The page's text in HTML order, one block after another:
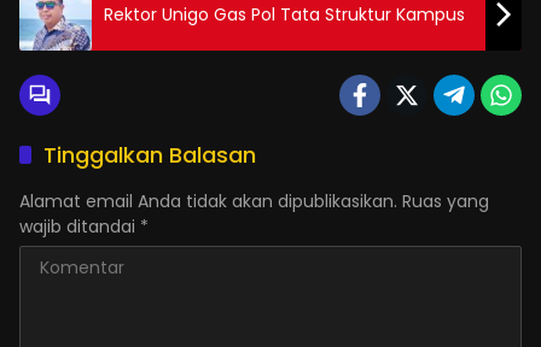
Rektor Unigo Gas Pol Tata Struktur Kampus
Tinggalkan Balasan
Alamat email Anda tidak akan dipublikasikan. Ruas yang
wajib ditandai *